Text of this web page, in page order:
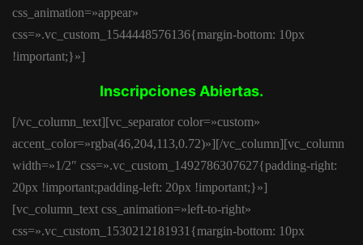
css_animation=»appear»
css=».vc_custom_1544448576136{margin-bottom: 10px
!important;}»]
Inscripciones Abiertas.
[/vc_column_text][vc_separator color=»custom»
accent_color=»rgba(46,204,113,0.72)»][/vc_column][vc_column
width=»1/2″ css=».vc_custom_1492786307627{padding-right:
20px !important;padding-left: 20px !important;}»]
[vc_column_text css_animation=»left-to-right»
css=».vc_custom_1530212181931{margin-bottom: 10px